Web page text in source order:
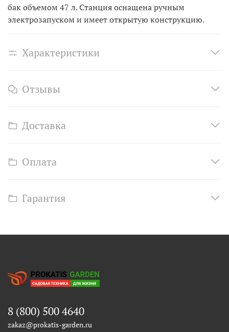
бак объемом 47 л. Станция оснащена ручным
электрозапуском и имеет открытую конструкцию.
Характеристики
Отзывы
Доставка
Оплата
Гарантия
8 (800) 500 4640
zakaz@prokatis-garden.ru